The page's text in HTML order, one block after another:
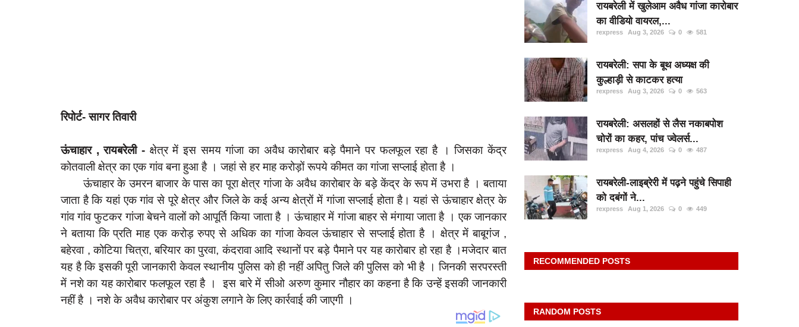
रिपोर्ट- सागर तिवारी
ऊंचाहार , रायबरेली - क्षेत्र में इस समय गांजा का अवैध कारोबार बड़े पैमाने पर फलफूल रहा है । जिसका केंद्र
कोतवाली क्षेत्र का एक गांव बना हुआ है । जहां से हर माह करोड़ों रूपये कीमत का गांजा सप्लाई होता है ।
ऊंचाहार के उमरन बाजार के पास का पूरा क्षेत्र गांजा के अवैध कारोबार के बड़े केंद्र के रूप में उभरा है । बताया
जाता है कि यहां एक गांव से पूरे क्षेत्र और जिले के कई अन्य क्षेत्रों में गांजा सप्लाई होता है। यहां से ऊंचाहार क्षेत्र के
गांव गांव फुटकर गांजा बेचने वालों को आपूर्ति किया जाता है । ऊंचाहार में गांजा बाहर से मंगाया जाता है । एक जानकार
ने बताया कि प्रति माह एक करोड़ रुपए से अधिक का गांजा केवल ऊंचाहार से सप्लाई होता है । क्षेत्र में बाबूगंज ,
बहेरवा , कोटिया चित्रा, बरियार का पुरवा, कंदरावा आदि स्थानों पर बड़े पैमाने पर यह कारोबार हो रहा है ।मजेदार बात
यह है कि इसकी पूरी जानकारी केवल स्थानीय पुलिस को ही नहीं अपितु जिले की पुलिस को भी है । जिनकी सरपरस्ती
में नशे का यह कारोबार फलफूल रहा है । इस बारे में सीओ अरुण कुमार नौहार का कहना है कि उन्हें इसकी जानकारी
नहीं है । नशे के अवैध कारोबार पर अंकुश लगाने के लिए कार्रवाई की जाएगी ।
रायबरेली में खुलेआम अवैध गांजा कारोबार
का वीडियो वायरल,...
rexpress Aug 3, 2026 0 581
रायबरेली: सपा के बूथ अध्यक्ष की
कुल्हाड़ी से काटकर हत्या
rexpress Aug 3, 2026 0 563
रायबरेली: असलहों से लैस नकाबपोश
चोरों का कहर, पांच ज्वेलर्स...
rexpress Aug 4, 2026 0 487
रायबरेली-लाइब्रेरी में पढ़ने पहुंचे सिपाही
को दबंगों ने...
rexpress Aug 1, 2026 0 449
RECOMMENDED POSTS
RANDOM POSTS